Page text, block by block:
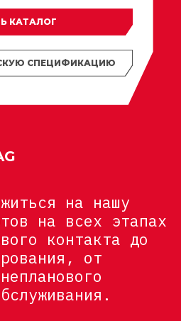
КАТАЛОГ
СПЕЦИФИКАЦИЮ
на нашу
на всех этапах
контакта до
от